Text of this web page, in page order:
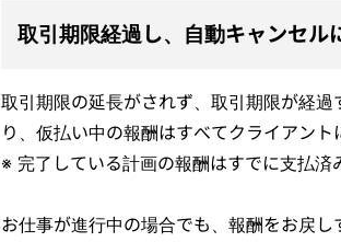
取引期限経過し、自動キャンセル
取引期限の延長がされず、取引期限が経
り、仮払い中の報酬はすべてクライアント
※ 完了している計画の報酬はすでに支払済
お仕事が進行中の場合でも、報酬をお戻